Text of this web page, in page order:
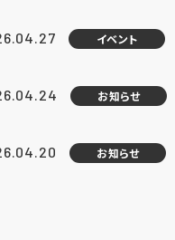
イベント
お知らせ
お知らせ